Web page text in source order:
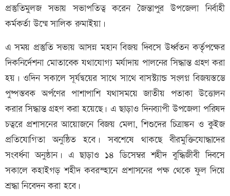
প্রস্তুতিমুলজ সভায় সভাপতিত্ব করেন জৈন্তাপুর উপজেলা নির্বাহী
কর্মকর্তা উম্মে সালিক রুমাইয়া।
এ সময় প্রস্তুতি সভায় আসন্ন মহান বিজয় দিবসে উর্ধ্বতন কর্তৃপক্ষের
দিকনির্দেশনা মোতাবেক যথাযোগ্য মর্যাদায় পালনের সিদ্ধান্ত গ্রহণ করা
হয়। ওদিন সকালে সূর্যদ্বয়ের সাথে সাথে বাসস্ট্যান্ড সংলগ্ন বিজয়স্তম্ভে
পুষ্পস্তবক অর্পণের পাশাপাশি যথাসময়ে জাতীয় পতাকা উত্তোলন
করার সিদ্ধান্ত গ্রহণ করা হয়েছে। এ ছাড়াও দিনব্যাপী উপজেলা পরিষদ
চত্বরে প্রশাসনের আয়োজনে বিজয় মেলা, শিশুদের চিত্রাঙ্কন ও কুইজ
প্রতিযোগিতা অনুষ্ঠিত হবে। সবশেষে থাকছে বীরমুক্তিযোদ্ধাদের
সংবর্ধনা অনুষ্ঠান। এ ছাড়াও ১৪ ডিসেম্বর শহীদ বুদ্ধিজীবী দিবসে
সকালে কহাইগড় শহীদ কবরস্হানে প্রশাসনের পক্ষ থেকে ফুল দিয়ে
শ্রদ্ধা নিবেদন করা হবে।